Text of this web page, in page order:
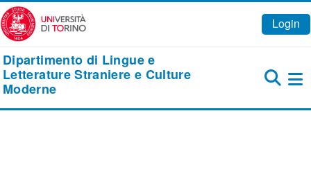
Vai al contenuto principale
Login
Dipartimento di Lingue e
Letterature Straniere e Culture
Moderne